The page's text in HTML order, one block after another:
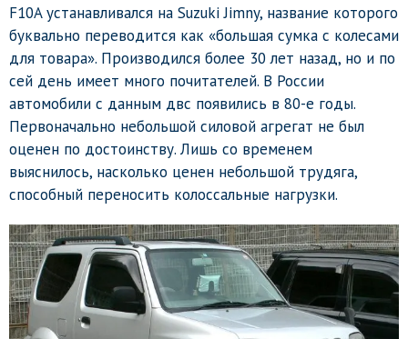
F10A устанавливался на Suzuki Jimny, название которого
буквально переводится как «большая сумка с колесами
для товара». Производился более 30 лет назад, но и по
сей день имеет много почитателей. В России
автомобили с данным двс появились в 80-е годы.
Первоначально небольшой силовой агрегат не был
оценен по достоинству. Лишь со временем
выяснилось, насколько ценен небольшой трудяга,
способный переносить колоссальные нагрузки.